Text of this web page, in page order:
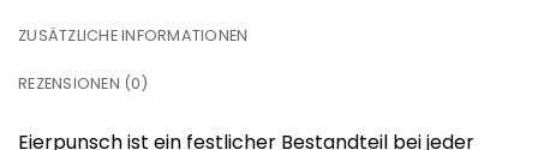
ZUSÄTZLICHE INFORMATIONEN
REZENSIONEN (0)
Eierpunsch ist ein festlicher Bestandteil bei jeder